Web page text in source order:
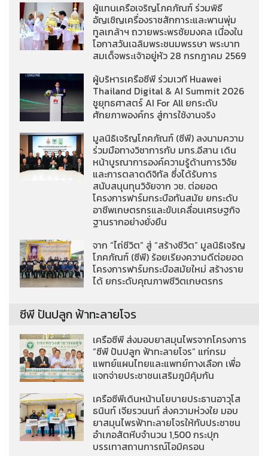
ผู้แทนเครือเจริญโภคภัณฑ์ ร่วมพิธี
อัญเชิญเครื่องราชสักการะและพานพุ่ม
ทูลเกล้าฯ ถวายพระพรชัยมงคล เนื่องใน
โอกาสวันเฉลิมพระชนมพรรษา พระบาท
สมเด็จพระเจ้าอยู่หัว 28 กรกฎาคม 2569
ผู้บริหารเครือซีพี ร่วมเวที Huawei
Thailand Digital & AI Summit 2026
ชูยุทธศาสตร์ AI For All ยกระดับ
ศักยภาพองค์กร สู่การใช้งานจริง
มูลนิธิเจริญโภคภัณฑ์ (ซีพี) ลงนามความ
ร่วมมือทางวิชาการกับ มทร.อีสาน เดิน
หน้าบูรณาการองค์ความรู้ด้านการวิจัย
และการตลาดดิจิทัล ซึ่งได้รับการ
สนับสนุนทุนวิจัยจาก วช. ต่อยอด
โครงการฟาร์มกระบือทันสมัย ยกระดับ
อาชีพเกษตรกรและขับเคลื่อนเศรษฐกิจ
ฐานรากอย่างยั่งยืน
จาก “ไถ่ชีวิต” สู่ “สร้างชีวิต” มูลนิธิเจริญ
โภคภัณฑ์ (ซีพี) ร้อยเรียงความดีต่อยอด
โครงการฟาร์มกระบือสมัยใหม่ สร้างราย
ได้ ยกระดับคุณภาพชีวิตเกษตรกร
ซีพี ปันปลูก ฟ้าทะลายโจร
เครือซีพี ส่งมอบยาสมุนไพรจากโครงการ
“ซีพี ปันปลูก ฟ้าทะลายโจร” แก่กรม
แพทย์แผนไทยและแพทย์ทางเลือก เพื่อ
แจกจ่ายประชาชนเสริมภูมิคุ้มกัน
เครือซีพีเดินหน้านโยบายประธานอาวุโส
ธนินท์ เจียรวนนท์ ส่งความห่วงใย มอบ
ยาสมุนไพรฟ้าทะลายโจรให้กับประชาชน
อำเภอสัตหีบจำนวน 1,500 กระปุก
บรรเทาสถานการณ์โอมิครอน